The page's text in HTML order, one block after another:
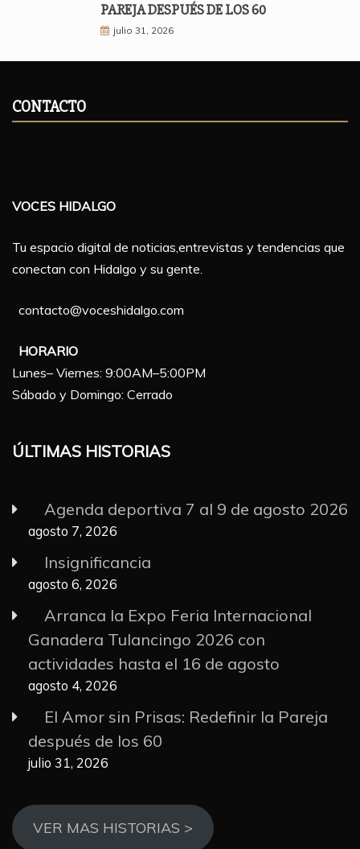
PAREJA DESPUÉS DE LOS 60
julio 31, 2026
CONTACTO
VOCES HIDALGO
Tu espacio digital de noticias,entrevistas y tendencias que
conectan con Hidalgo y su gente.
contacto@voceshidalgo.com
HORARIO
Lunes– Viernes: 9:00AM–5:00PM
Sábado y Domingo: Cerrado
ÚLTIMAS HISTORIAS
Agenda deportiva 7 al 9 de agosto 2026
agosto 7, 2026
Insignificancia
agosto 6, 2026
Arranca la Expo Feria Internacional
Ganadera Tulancingo 2026 con
actividades hasta el 16 de agosto
agosto 4, 2026
El Amor sin Prisas: Redefinir la Pareja
después de los 60
julio 31, 2026
VER MAS HISTORIAS >